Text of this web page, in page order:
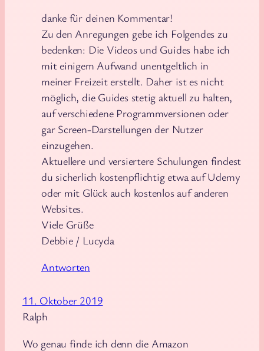
danke für deinen Kommentar!
Zu den Anregungen gebe ich Folgendes zu
bedenken: Die Videos und Guides habe ich
mit einigem Aufwand unentgeltlich in
meiner Freizeit erstellt. Daher ist es nicht
möglich, die Guides stetig aktuell zu halten,
auf verschiedene Programmversionen oder
gar Screen-Darstellungen der Nutzer
einzugehen.
Aktuellere und versiertere Schulungen findest
du sicherlich kostenpflichtig etwa auf Udemy
oder mit Glück auch kostenlos auf anderen
Websites.
Viele Grüße
Debbie / Lucyda
Antworten
11. Oktober 2019
Ralph
Wo genau finde ich denn die Amazon